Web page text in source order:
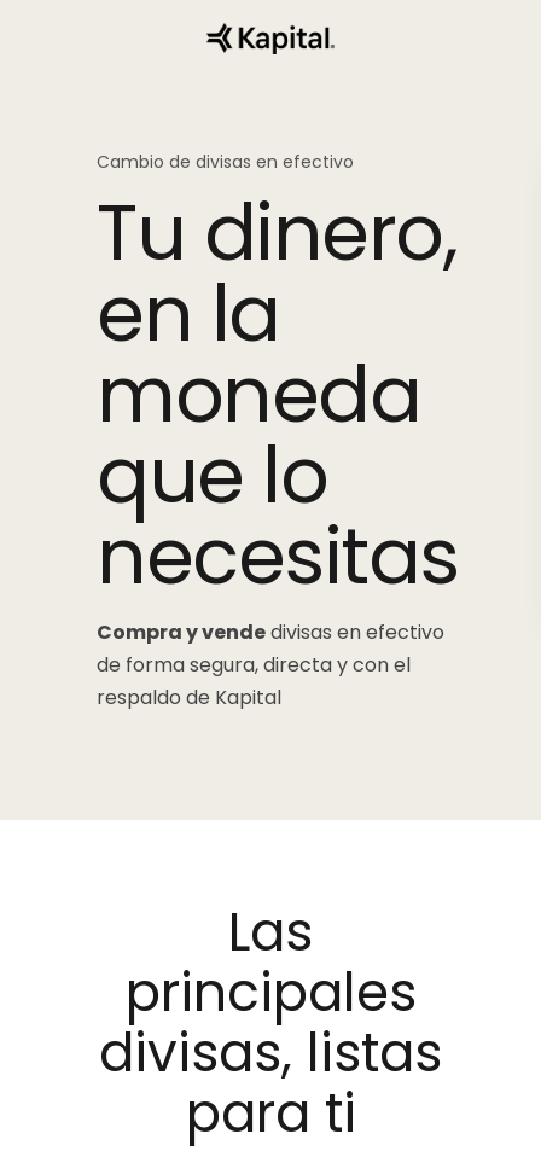
Cambio de divisas en efectivo
Tu dinero,
en la
moneda
que lo
necesitas
Compra y vendedivisas en efectivo
de forma segura, directa y con el
respaldo de Kapital
Las
principales
divisas, listas
para ti